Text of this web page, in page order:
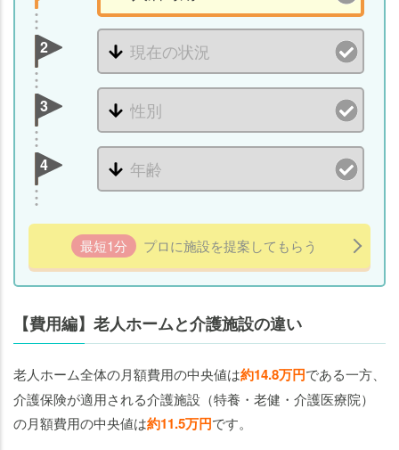
2
3
4
最短1分 プロに施設を提案してもらう
【費用編】老人ホームと介護施設の違い
老人ホーム全体の月額費用の中央値は約14.8万円である一方、
介護保険が適用される介護施設（特養・老健・介護医療院）
の月額費用の中央値は約11.5万円です。